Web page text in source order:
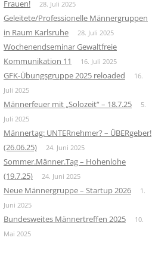
Frauen! 28. Juli 2025
Geleitete/Professionelle Männergruppen
in Raum Karlsruhe
28. Juli 2025
Wochenendseminar Gewaltfreie
Kommunikation 11
16. Juli 2025
GFK-Übungsgruppe 2025 reloaded
16.
Juli 2025
Männerfeuer mit „Solozeit“ – 18.7.25
5.
Juli 2025
Männertag: UNTERnehmer? – ÜBERgeber!
(26.06.25)
24. Juni 2025
Sommer.Männer.Tag – Hohenlohe
(19.7.25)
24. Juni 2025
Neue Männergruppe – Startup 2026
1.
Juni 2025
Bundesweites Männertreffen 2025
10.
Mai 2025